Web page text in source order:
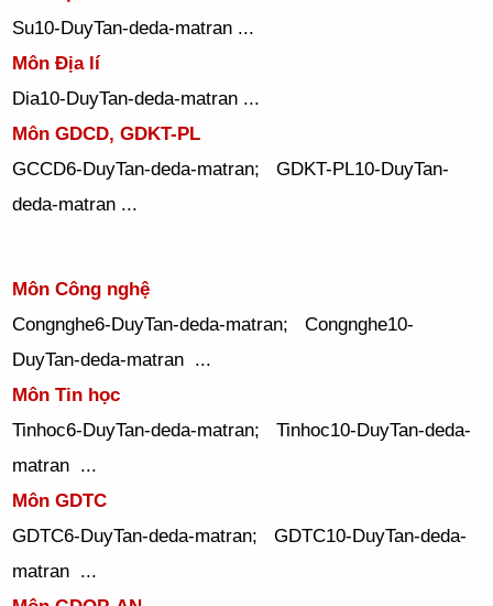
Su10-DuyTan-deda-matran ...
Môn Địa lí
Dia10-DuyTan-deda-matran ...
Môn GDCD, GDKT-PL
GCCD6-DuyTan-deda-matran; GDKT-PL10-DuyTan-
deda-matran ...
Môn Công nghệ
Congnghe6-DuyTan-deda-matran; Congnghe10-
DuyTan-deda-matran ...
Môn Tin học
Tinhoc6-DuyTan-deda-matran; Tinhoc10-DuyTan-deda-
matran ...
Môn GDTC
GDTC6-DuyTan-deda-matran; GDTC10-DuyTan-deda-
matran ...